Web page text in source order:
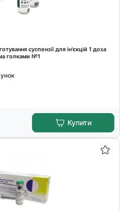
суспензії для ін'єкцій 1 доза
голками №1
Купити